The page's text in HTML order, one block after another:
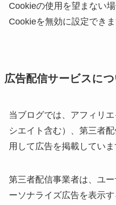
Cookieの使用を望まない
Cookieを無効に設定できま
広告配信サービスに
当ブログでは、アフィリ
シエイト含む）、第三者
用して広告を掲載していま
第三者配信事業者は、ユ
ーソナライズ広告を表示